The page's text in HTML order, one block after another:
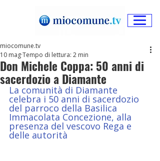
Don Michele Coppa: 50 anni di
sacerdozio a Diamante
miocomune.tv
10 magTempo di lettura: 2 min
La comunità di Diamante
celebra i 50 anni di sacerdozio
del parroco della Basilica
Immacolata Concezione, alla
presenza del vescovo Rega e
delle autorità